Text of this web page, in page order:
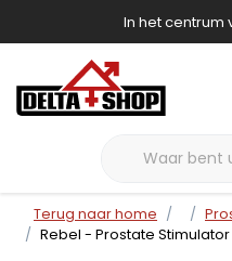
In het centrum
Terug naar home
Rebel - Prostate Stimulator